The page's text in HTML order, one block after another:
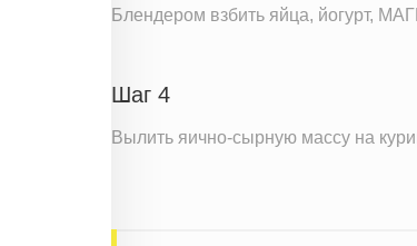
Блендером взбить яйца, йогурт,
Шаг 4
Вылить яично-сырную массу на